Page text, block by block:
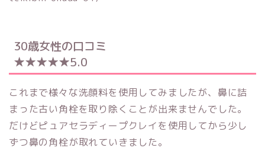
30歳女性の口コミ
★★★★★5.0
これまで様々な洗顔料を使用してみましたが、鼻に詰
まった古い角栓を取り除くことが出来ませんでした。
だけどピュアセラディープクレイを使用してから少し
ずつ鼻の角栓が取れていきました。